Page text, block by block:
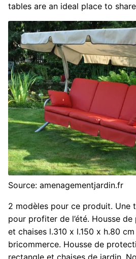
tables are an ideal place to
Source: amenagementjardin.fr
2 modèles pour ce produit. Une
pour profiter de l’été. Housse
et chaises l.310 x l.150 x h.80
bricommerce. Housse de
rectangle et chaises de jardin.